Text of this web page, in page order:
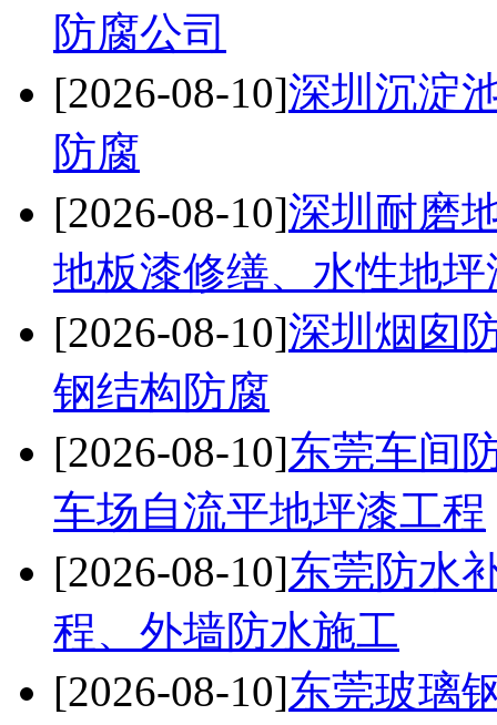
防腐公司
[2026-08-10]深圳沉淀
防腐
[2026-08-10]深圳耐磨
地板漆修缮、水性地
[2026-08-10]深圳烟囱
钢结构防腐
[2026-08-10]东莞车间
车场自流平地坪漆工程
[2026-08-10]东莞防水
程、外墙防水施工
[2026-08-10]东莞玻璃